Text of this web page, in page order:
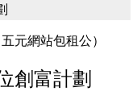
創富計劃